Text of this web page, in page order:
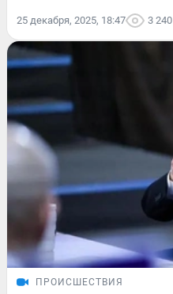
25 декабря, 2025, 18:47 3 240
ПРОИСШЕСТВИЯ